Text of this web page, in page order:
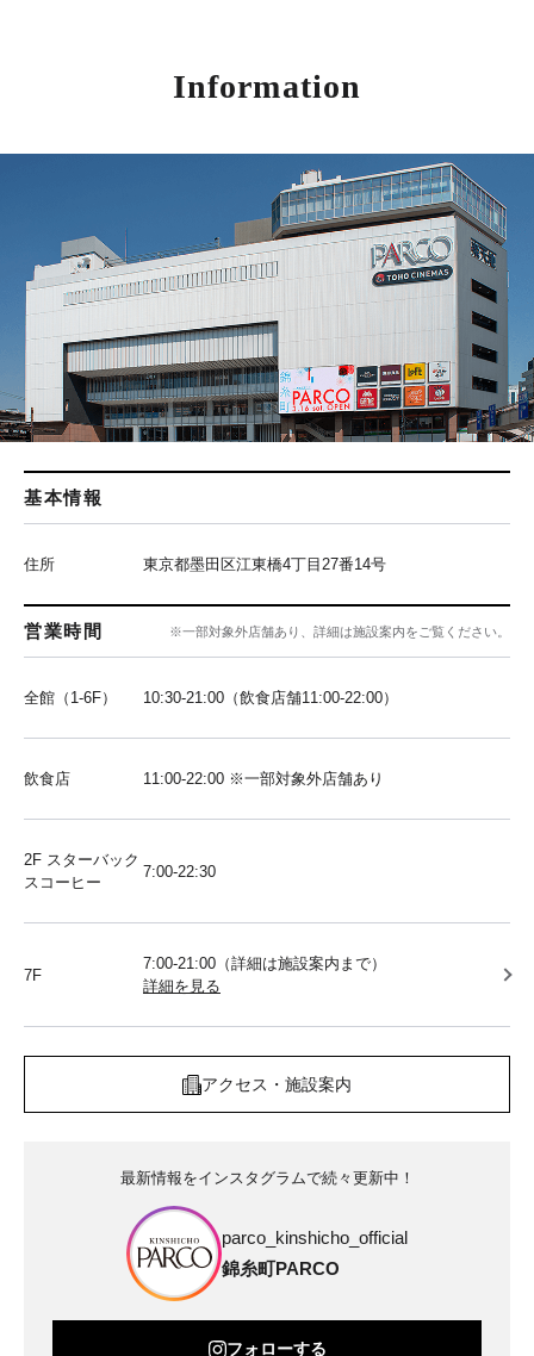
Information
基本情報
住所 東京都墨田区江東橋4丁目27番14号
営業時間 ※一部対象外店舗あり、詳細は施設案内をご覧ください。
全館（1-6F） 10:30-21:00（飲食店舗11:00-22:00）
飲食店 11:00-22:00 ※一部対象外店舗あり
2F スターバック
スコーヒー
7:00-22:30
7F
7:00-21:00（詳細は施設案内まで）
詳細を見る
アクセス・施設案内
最新情報をインスタグラムで続々更新中！
parco_kinshicho_official
錦糸町PARCO
フォローする